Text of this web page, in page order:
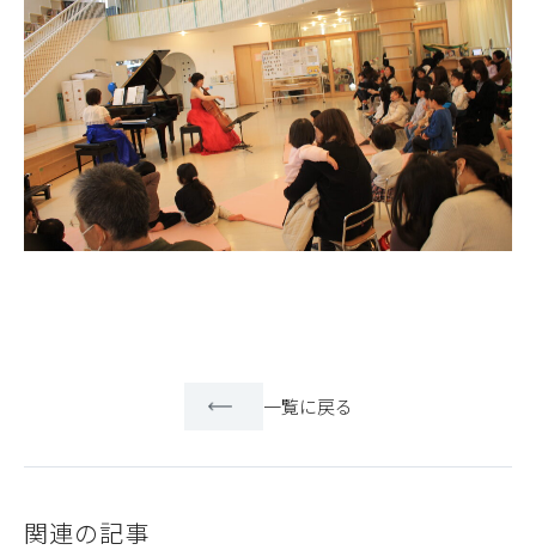
一覧に戻る
関連の記事